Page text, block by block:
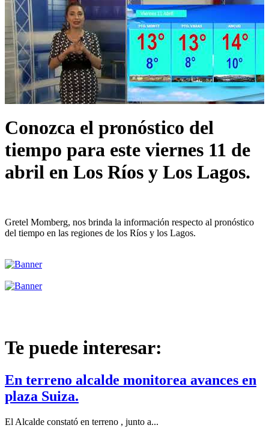
Conozca el pronóstico del
tiempo para este viernes 11 de
abril en Los Ríos y Los Lagos.
Gretel Momberg, nos brinda la información respecto al pronóstico
del tiempo en las regiones de los Ríos y los Lagos.
Te puede interesar:
En terreno alcalde monitorea avances en
plaza Suiza.
El Alcalde constató en terreno , junto a...